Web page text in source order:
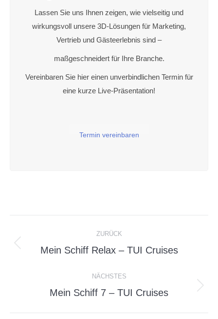
Lassen Sie uns Ihnen zeigen, wie vielseitig und
wirkungsvoll unsere 3D-Lösungen für Marketing,
Vertrieb und Gästeerlebnis sind –
maßgeschneidert für Ihre Branche.
Vereinbaren Sie hier einen unverbindlichen Termin für
eine kurze Live-Präsentation!
Termin vereinbaren
navigation
ZURÜCK
Previous
Mein Schiff Relax – TUI Cruises
NÄCHSTES
Next
Mein Schiff 7 – TUI Cruises